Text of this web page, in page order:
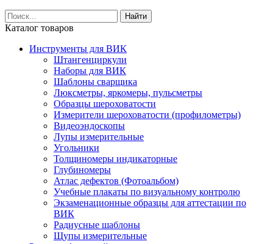
Найти
Каталог товаров
Инструменты для ВИК
Штангенциркули
Наборы для ВИК
Шаблоны сварщика
Люксметры, яркомеры, пульсметры
Образцы шероховатости
Измерители шероховатости (профилометры)
Видеоэндоскопы
Лупы измерительные
Угольники
Толщиномеры индикаторные
Глубиномеры
Атлас дефектов (Фотоальбом)
Учебные плакаты по визуальному контролю
Экзаменационные образцы для аттестации по
ВИК
Радиусные шаблоны
Щупы измерительные